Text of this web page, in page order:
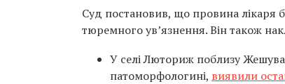
Суд постановив, що провина лікаря
тюремного ув’язнення. Він також
У селі Люториж поблизу Жешува
патоморфологині, виявили